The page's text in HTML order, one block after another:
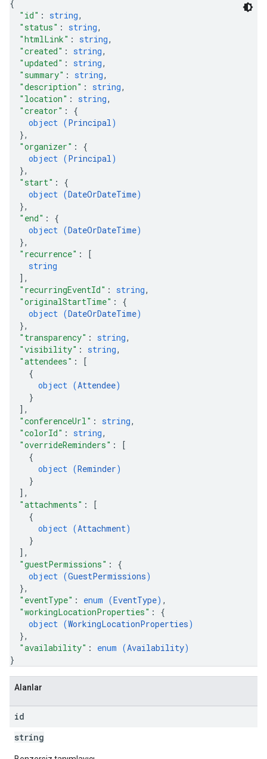
{
"id" : string,
"status" : string,
"htmlLink" : string,
"created" : string,
"updated" : string,
"summary" : string,
"description" : string,
"location" : string,
"creator" : {
object (Principal)
},
"organizer" : {
object (Principal)
},
"start" : {
object (DateOrDateTime)
},
"end" : {
object (DateOrDateTime)
},
"recurrence" :
[
string
] ,
"recurringEventId" : string,
"originalStartTime" : {
object (DateOrDateTime)
},
"transparency" : string,
"visibility" : string,
"attendees" :
[
{
object (Attendee)
}
] ,
"conferenceUrl" : string,
"colorId" : string,
"overrideReminders" :
[
{
object (Reminder)
}
] ,
"attachments" :
[
{
object (Attachment)
}
] ,
"guestPermissions" : {
object (GuestPermissions)
},
"eventType" : enum (EventType) ,
"workingLocationProperties" : {
object (WorkingLocationProperties)
},
"availability" : enum (Availability)
}
Alanlar
id
string